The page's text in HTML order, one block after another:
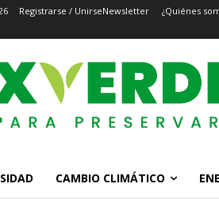
Registrarse / UnirseNewsletter ¿Quiénes
CAMBIO CLIMÁTICO